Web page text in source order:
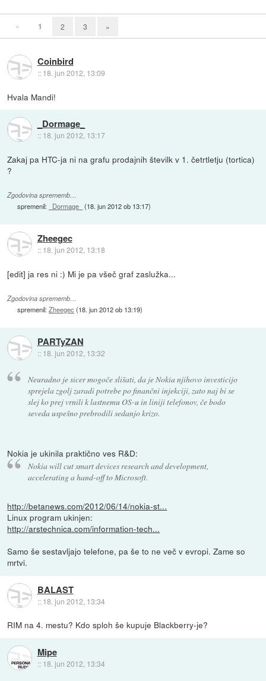
« 1 2 3 »
Coinbird
:: 18. jun 2012, 13:09
Hvala Mandi!
_Dormage_
:: 18. jun 2012, 13:17
Zakaj pa HTC-ja ni na grafu prodajnih številk v 1. četrtletju (tortica)
?
Zgodovina sprememb…
spremenil: _Dormage_ (18. jun 2012 ob 13:17)
Zheegec
:: 18. jun 2012, 13:18
[edit] ja res ni :) Mi je pa všeč graf zaslužka...
Zgodovina sprememb…
spremenil:Zheegec (18. jun 2012 ob 13:19)
PARTyZAN
:: 18. jun 2012, 13:32
Neuradno je sicer mogoče slišati, da je Nokia njihovo investicijo
sprejela zgolj zaradi potrebe po finančni injekciji, zato naj bi se
slej ko prej vrnili k lastnemu OS-u in liniji telefonov, če bodo
seveda uspešno prebrodili sedanjo krizo.
Nokia je ukinila praktično ves R&D:
Nokia will cut smart devices research and development,
accelerating a hand-off to Microsoft.
http://betanews.com/2012/06/14/nokia-st...
Linux program ukinjen:
http://arstechnica.com/information-tech...
Samo še sestavljajo telefone, pa še to ne več v evropi. Zame so
mrtvi.
BALAST
:: 18. jun 2012, 13:34
RIM na 4. mestu? Kdo sploh še kupuje Blackberry-je?
Mipe
:: 18. jun 2012, 13:34